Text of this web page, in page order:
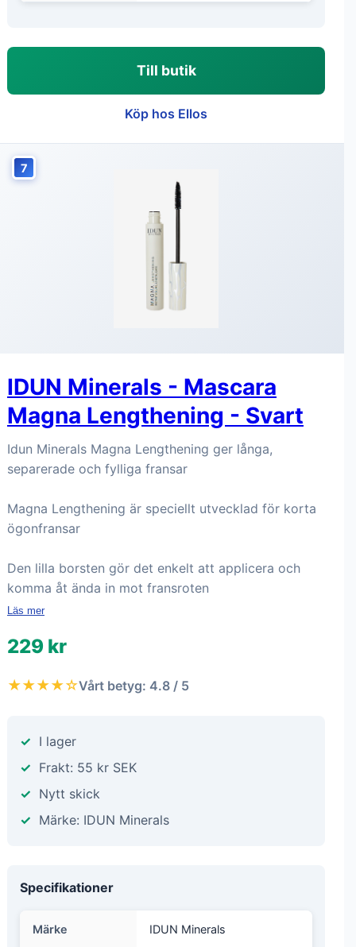
Till butik
Köp hos Ellos
7
IDUN Minerals - Mascara
Magna Lengthening - Svart
Idun Minerals Magna Lengthening ger långa,
separerade och fylliga fransar
Magna Lengthening är speciellt utvecklad för korta
ögonfransar
Den lilla borsten gör det enkelt att applicera och
komma åt ända in mot fransroten
Läs mer
229 kr
★★★★☆Vårt betyg: 4.8 / 5
I lager
Frakt: 55 kr SEK
Nytt skick
Märke: IDUN Minerals
Specifikationer
Märke IDUN Minerals